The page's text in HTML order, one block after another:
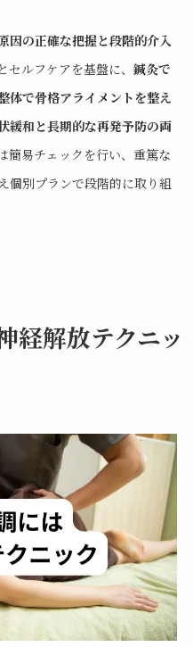
因の正確な把握と段階的介入
ルフケアを基盤に、 鍼灸で
体で骨格アライメントを整え
緩和と長期的な再発予防の両
簡易チェックを行い、重篤な
個別プランで段階的に取り組
経解放テクニッ